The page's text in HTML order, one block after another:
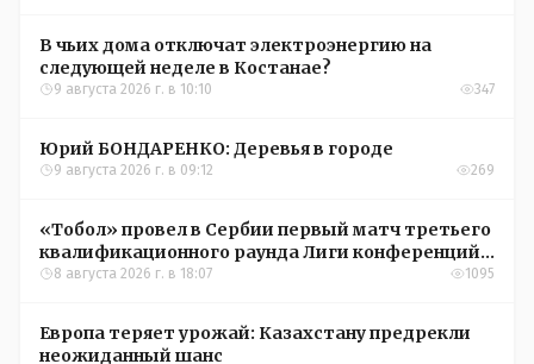
В чьих дома отключат электроэнергию на
следующей неделе в Костанае?
9 августа 2026 г. в 10:10 347
Юрий БОНДАРЕНКО: Деревья в городе
9 августа 2026 г. в 09:12 269
«Тобол» провел в Сербии первый матч третьего
квалификационного раунда Лиги конференций
УЕФА
8 августа 2026 г. в 18:07 1095
Европа теряет урожай: Казахстану предрекли
неожиданный шанс